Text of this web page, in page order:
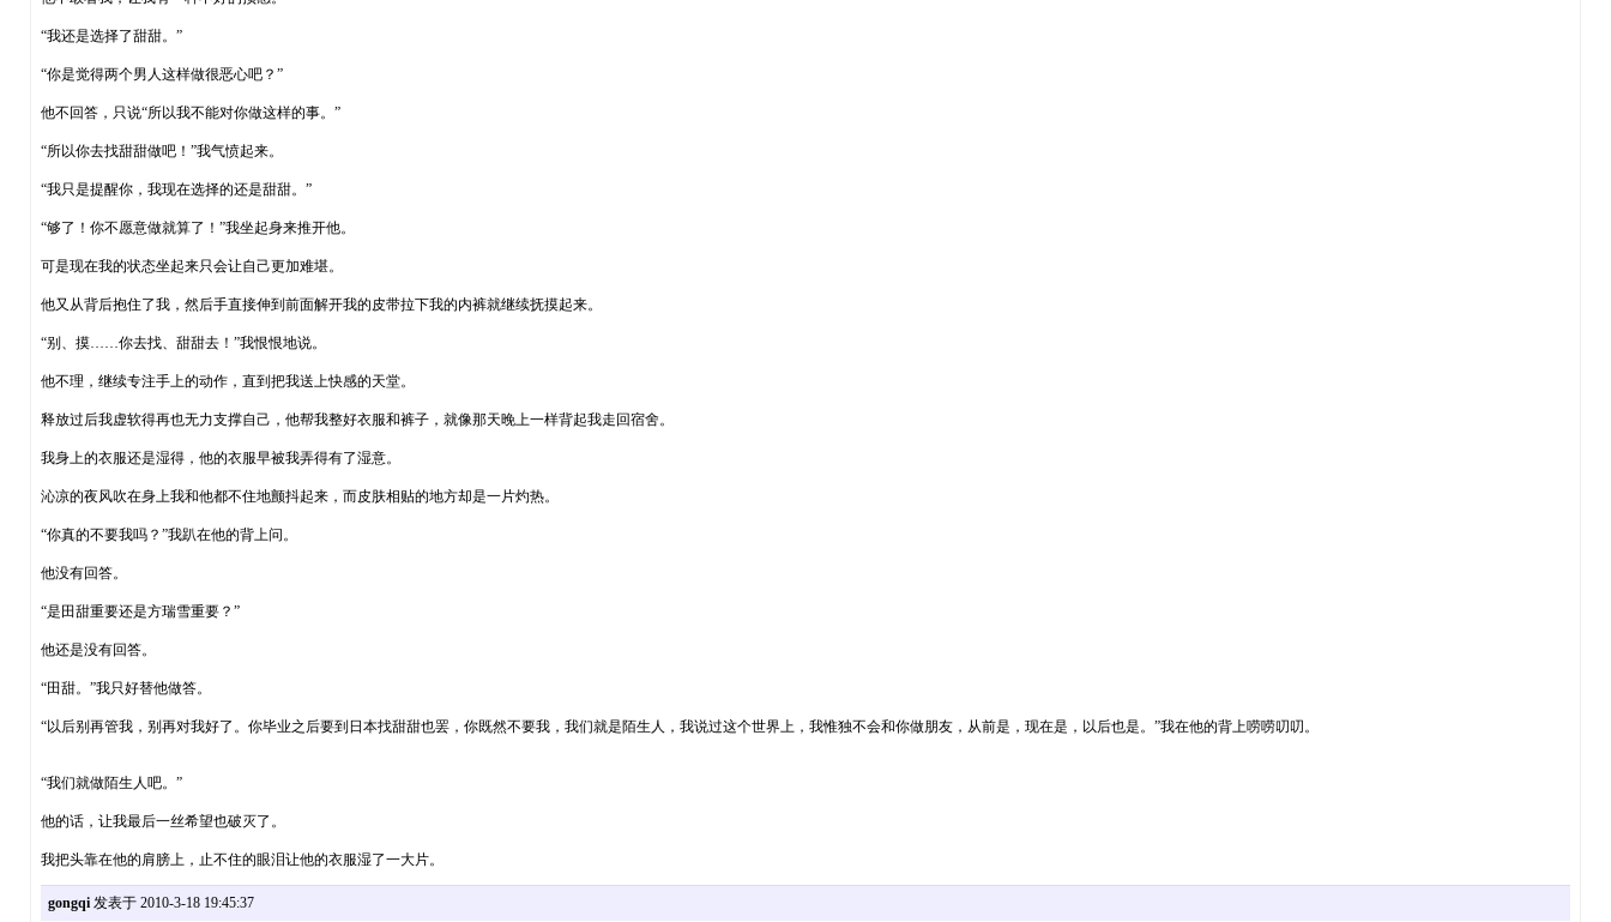
“我还是选择了甜甜。”
“你是觉得两个男人这样做很恶心吧？”
他不回答，只说“所以我不能对你做这样的事。”
“所以你去找甜甜做吧！”我气愤起来。
“我只是提醒你，我现在选择的还是甜甜。”
“够了！你不愿意做就算了！”我坐起身来推开他。
可是现在我的状态坐起来只会让自己更加难堪。
他又从背后抱住了我，然后手直接伸到前面解开我的皮带拉下我的内裤就继续抚摸起来。
“别、摸……你去找、甜甜去！”我恨恨地说。
他不理，继续专注手上的动作，直到把我送上快感的天堂。
释放过后我虚软得再也无力支撑自己，他帮我整好衣服和裤子，就像那天晚上一样背起我走回宿舍。
我身上的衣服还是湿得，他的衣服早被我弄得有了湿意。
沁凉的夜风吹在身上我和他都不住地颤抖起来，而皮肤相贴的地方却是一片灼热。
“你真的不要我吗？”我趴在他的背上问。
他没有回答。
“是田甜重要还是方瑞雪重要？”
他还是没有回答。
“田甜。”我只好替他做答。
“以后别再管我，别再对我好了。你毕业之后要到日本找甜甜也罢，你既然不要我，我们就是陌生人，我说过这个世界上，我惟独不会和你做朋友，从前是，现在是，以后也是。”我在他的背上唠唠叨叨。
“我们就做陌生人吧。”
他的话，让我最后一丝希望也破灭了。
我把头靠在他的肩膀上，止不住的眼泪让他的衣服湿了一大片。
gongqi发表于 2010-3-18 19:45:37